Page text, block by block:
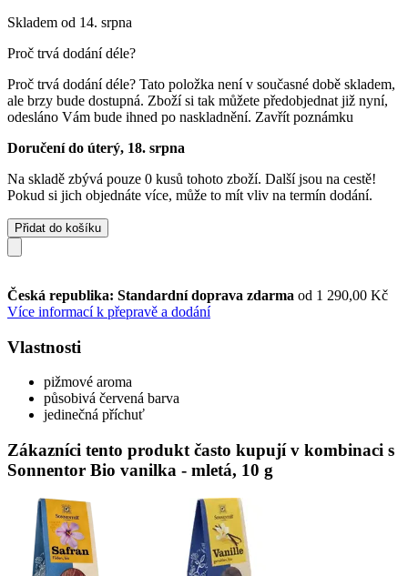
Skladem od 14. srpna
Proč trvá dodání déle?
Proč trvá dodání déle? Tato položka není v současné době skladem,
ale brzy bude dostupná. Zboží si tak můžete předobjednat již nyní,
odesláno Vám bude ihned po naskladnění. Zavřít poznámku
Doručení do úterý, 18. srpna
Na skladě zbývá pouze 0 kusů tohoto zboží. Další jsou na cestě!
Pokud si jich objednáte více, může to mít vliv na termín dodání.
Přidat do košíku
Česká republika: Standardní doprava zdarma od 1 290,00 Kč
Více informací k přepravě a dodání
Vlastnosti
pižmové aroma
působivá červená barva
jedinečná příchuť
Zákazníci tento produkt často kupují v kombinaci s
Sonnentor Bio vanilka - mletá, 10 g